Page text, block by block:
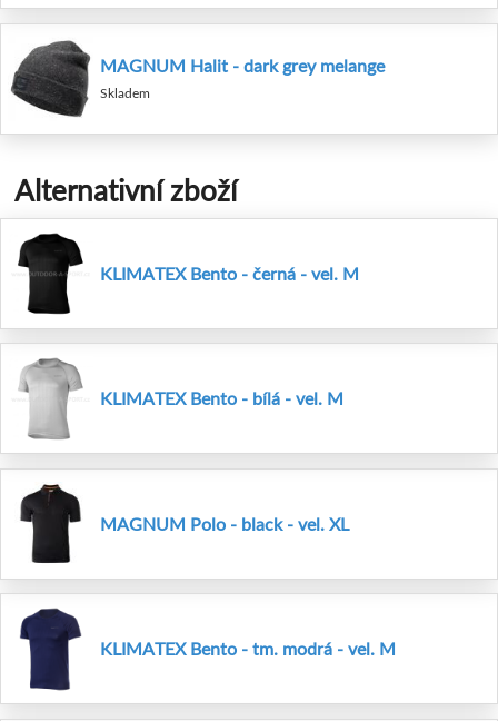
MAGNUM Halit - dark grey melange
Skladem
Alternativní zboží
KLIMATEX Bento - černá - vel. M
KLIMATEX Bento - bílá - vel. M
MAGNUM Polo - black - vel. XL
KLIMATEX Bento - tm. modrá - vel. M